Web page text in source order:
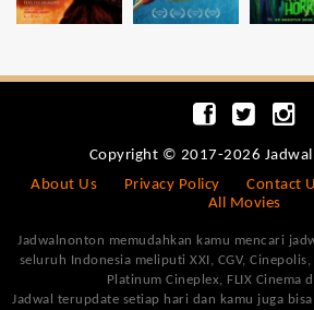
Copyright © 2017-2026
About Us
Privacy Policy Contact
All Movies
Jadwalnonton memudahkan kamu mencari
seluruh Indonesia meliputi XXI, CGV, Cinepolis,
Platinum Cineplex, FLIX Cinema
Jadwal terupdate setiap hari dan kamu juga